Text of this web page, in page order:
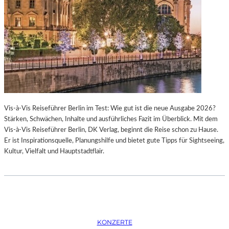
K
T
I
O
N
M
I
T
H
M
B
U
R
O
S
O
P
E
R
I
N
M
Ü
C
H
E
N
P
Vis-à-Vis Reiseführer Berlin im Test: Wie gut ist die neue Ausgabe 2026?
Stärken, Schwächen, Inhalte und ausführliches Fazit im Überblick. Mit dem
Vis-à-Vis Reiseführer Berlin, DK Verlag, beginnt die Reise schon zu Hause.
Er ist Inspirationsquelle, Planungshilfe und bietet gute Tipps für Sightseeing,
Kultur, Vielfalt und Hauptstadtflair.
KONZERTE